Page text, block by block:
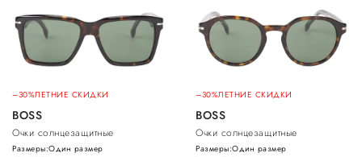
–30%ЛЕТНИЕ СКИДКИ
BOSS
Очки солнцезащитные
Размеры:Один размер
–30%ЛЕТНИЕ СКИДКИ
BOSS
Очки солнцезащитные
Размеры:Один размер